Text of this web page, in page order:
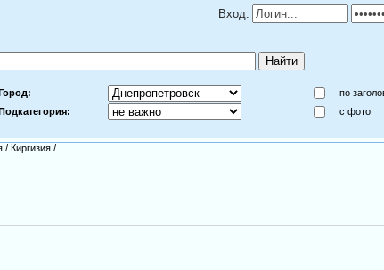
Вход:
по
c фото
/ Киргизия /